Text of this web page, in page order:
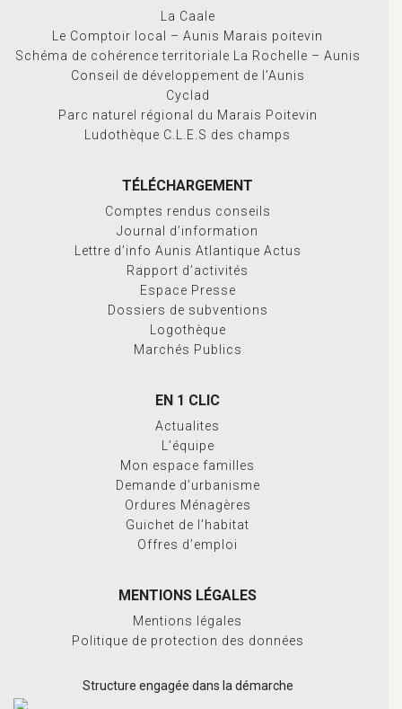
La Caale
Le Comptoir local – Aunis Marais poitevin
Schéma de cohérence territoriale La Rochelle – Aunis
Conseil de développement de l’Aunis
Cyclad
Parc naturel régional du Marais Poitevin
Ludothèque C.L.E.S des champs
TÉLÉCHARGEMENT
Comptes rendus conseils
Journal d’information
Lettre d’info Aunis Atlantique Actus
Rapport d’activités
Espace Presse
Dossiers de subventions
Logothèque
Marchés Publics
EN 1 CLIC
Actualites
L’équipe
Mon espace familles
Demande d’urbanisme
Ordures Ménagères
Guichet de l’habitat
Offres d’emploi
MENTIONS LÉGALES
Mentions légales
Politique de protection des données
Structure engagée dans la démarche